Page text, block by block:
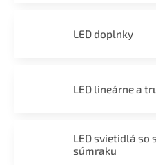
LED doplnky
LED lineárne a
LED svietidlá so
súmraku